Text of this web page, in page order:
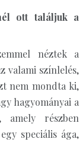
ott találjuk a
néztek a
valami színlelés,
nem mondta ki,
hagyományai a
amely részben
speciális ága,